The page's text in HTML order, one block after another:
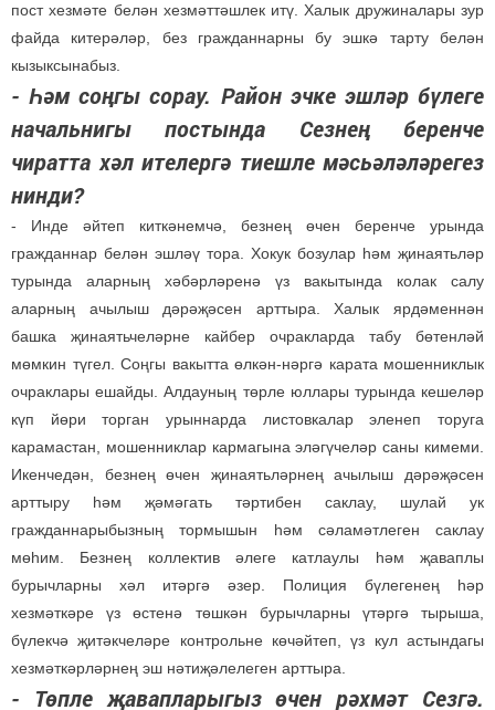
пост хезмәте белән хезмәттәшлек итү. Халык дружиналары зур
файда китерәләр, без гражданнарны бу эшкә тарту белән
кызыксынабыз.
- Һәм соңгы сорау. Район эчке эшләр бүлеге
начальнигы постында Сезнең беренче
чиратта хәл ителергә тиешле мәсьәләләрегез
нинди?
- Инде әйтеп киткәнемчә, безнең өчен беренче урында
гражданнар белән эшләү тора. Хокук бозулар һәм җинаятьләр
турында аларның хәбәрләренә үз вакытында колак салу
аларның ачылыш дәрәҗәсен арттыра. Халык ярдәменнән
башка җинаятьчеләрне кайбер очракларда табу бөтенләй
мөмкин түгел. Соңгы вакытта өлкән-нәргә карата мошенниклык
очраклары ешайды. Алдауның төрле юллары турында кешеләр
күп йөри торган урыннарда листовкалар эленеп торуга
карамастан, мошенниклар кармагына эләгүчеләр саны кимеми.
Икенчедән, безнең өчен җинаятьләрнең ачылыш дәрәҗәсен
арттыру һәм җәмәгать тәртибен саклау, шулай ук
гражданнарыбызның тормышын һәм сәламәтлеген саклау
мөһим. Безнең коллектив әлеге катлаулы һәм җаваплы
бурычларны хәл итәргә әзер. Полиция бүлегенең һәр
хезмәткәре үз өстенә төшкән бурычларны үтәргә тырыша,
бүлекчә җитәкчеләре контрольне көчәйтеп, үз кул астындагы
хезмәткәрләрнең эш нәтиҗәлелеген арттыра.
- Төпле җавапларыгыз өчен рәхмәт Сезгә.